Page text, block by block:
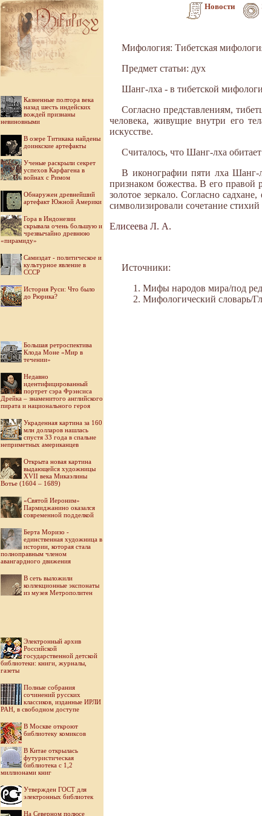
Новости
Казненные полтора века
назад шесть индейских
вождей признаны
невиновными
В озере Титикака найдены
доинкские артефакты
Ученые раскрыли секрет
успехов Карфагена в
войнах с Римом
Обнаружен древнейший
артефакт Южной Америки
Гора в Индонезии
скрывала очень большую и
чрезвычайно древнюю
«пирамиду»
Самиздат - политическое и
культурное явление в
СССР
История Руси: Что было
до Рюрика?
Большая ретроспектива
Клода Моне «Мир в
течении»
Недавно
идентифицированный
портрет сэра Фрэнсиса
Дрейка – знаменитого английского
пирата и национального героя
Украденная картина за 160
млн долларов нашлась
спустя 33 года в спальне
неприметных американцев
Открыта новая картина
выдающейся художницы
XVII века Микаэлины
Вотье (1604 – 1689)
«Святой Иероним»
Пармиджанино оказался
современной подделкой
Берта Моризо -
единственная художница в
истории, которая стала
полноправным членом
авангардного движения
В сеть выложили
коллекционные экспонаты
из музея Метрополитен
Электронный архив
Российской
государственной детской
библиотеки: книги, журналы,
газеты
Полные собрания
сочинений русских
классиков, изданные ИРЛИ
РАН, в свободном доступе
В Москве откроют
библиотеку комиксов
В Китае открылась
футуристическая
библиотека с 1,2
миллионами книг
Утвержден ГОСТ для
электронных библиотек
На Северном полюсе
Мифология: Тибетская
Предмет статьи: дух
Шанг-лха - в тибетской
Согласно представлениям,
человека, живущие внутри его
искусстве.
Считалось, что Шанг-лха
В иконографии пяти лха Шанг-
признаком божества. В его правой
золотое зеркало. Согласно
символизировали сочетание стихий
Елисеева Л. А.
Источники:
Мифы народов мира/под
Мифологический словарь/